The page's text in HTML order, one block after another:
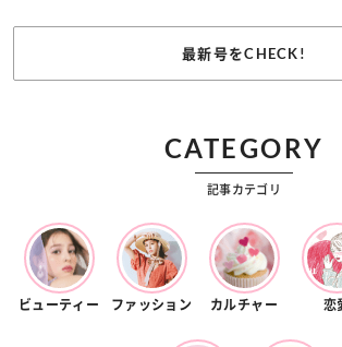
最新号をCHECK!
CATEGORY
記事カテゴリ
ビューティー ファッション カルチャー 恋